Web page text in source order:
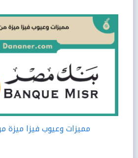
مميزات وعيوب فيزا ميزة